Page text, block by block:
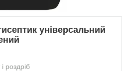
універсальний
роздріб